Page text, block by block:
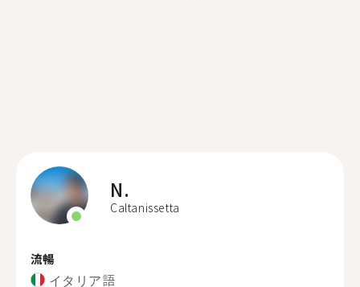
N.
Caltanissetta
流暢
イタリア語